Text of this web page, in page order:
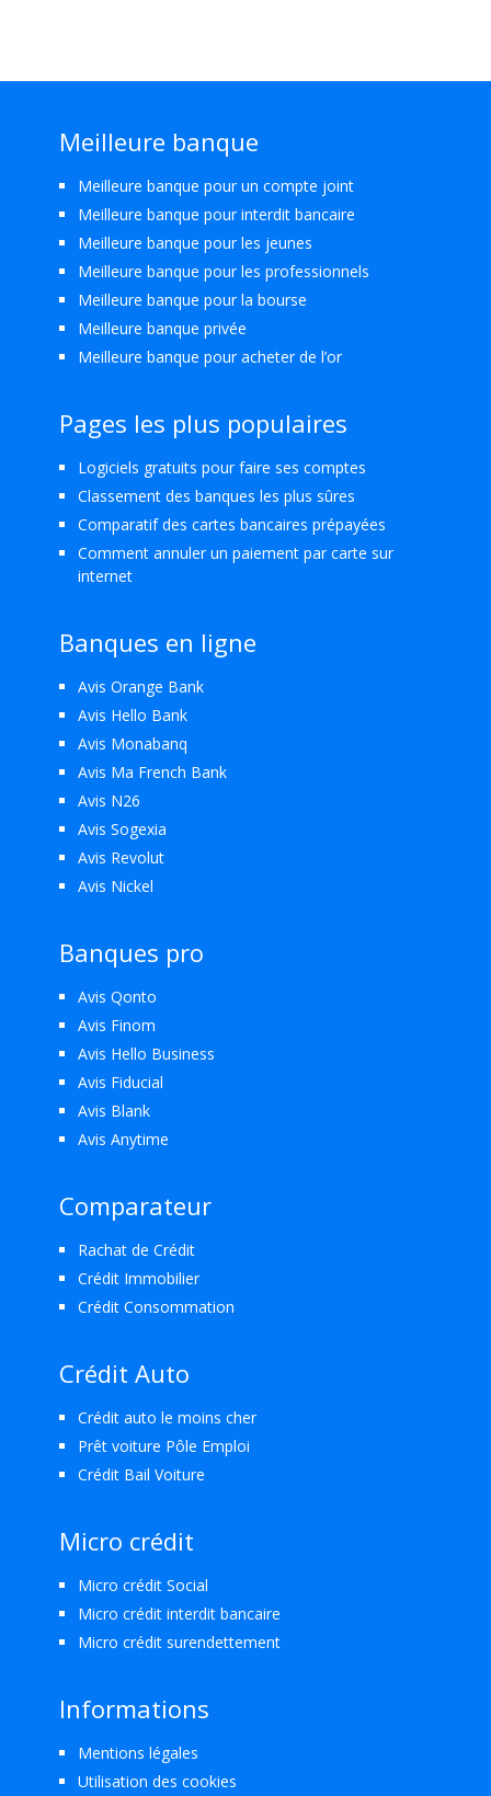
Meilleure banque
Meilleure banque pour un compte joint
Meilleure banque pour interdit bancaire
Meilleure banque pour les jeunes
Meilleure banque pour les professionnels
Meilleure banque pour la bourse
Meilleure banque privée
Meilleure banque pour acheter de l’or
Pages les plus populaires
Logiciels gratuits pour faire ses comptes
Classement des banques les plus sûres
Comparatif des cartes bancaires prépayées
Comment annuler un paiement par carte sur
internet
Banques en ligne
Avis Orange Bank
Avis Hello Bank
Avis Monabanq
Avis Ma French Bank
Avis N26
Avis Sogexia
Avis Revolut
Avis Nickel
Banques pro
Avis Qonto
Avis Finom
Avis Hello Business
Avis Fiducial
Avis Blank
Avis Anytime
Comparateur
Rachat de Crédit
Crédit Immobilier
Crédit Consommation
Crédit Auto
Crédit auto le moins cher
Prêt voiture Pôle Emploi
Crédit Bail Voiture
Micro crédit
Micro crédit Social
Micro crédit interdit bancaire
Micro crédit surendettement
Informations
Mentions légales
Utilisation des cookies